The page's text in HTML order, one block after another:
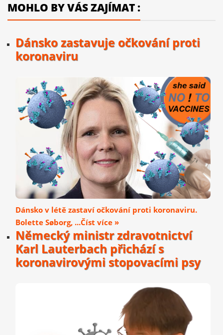
MOHLO BY VÁS ZAJÍMAT :
Dánsko zastavuje očkování proti
koronaviru
Dánsko v létě zastaví očkování proti koronaviru.
Bolette Søborg, ...Číst více »
Německý ministr zdravotnictví
Karl Lauterbach přichází s
koronavirovými stopovacími psy